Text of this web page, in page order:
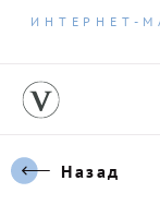
ИНТЕРНЕТ-
Назад